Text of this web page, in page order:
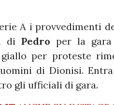
A i provvedimenti
di Pedro per la
per proteste
di Dionisi.
gli ufficiali di gara.